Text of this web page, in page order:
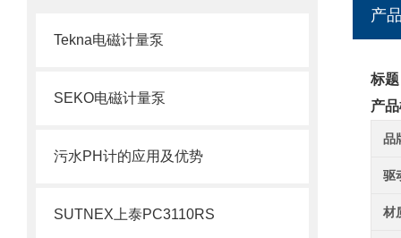
Tekna电磁计量泵
SEKO电磁计量泵
污水PH计的应用及优势
SUTNEX上泰PC3110RS
产
标
产
品
驱
材